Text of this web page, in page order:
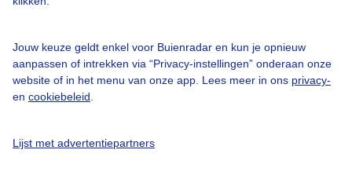
Jouw keuze geldt enkel voor Buienradar en kun je opnieuw
aanpassen of intrekken via “Privacy-instellingen” onderaan onze
website of in het menu van onze app. Lees meer in ons privacy-
en cookiebeleid
Lijst met advertentiepartners
Buienradar Team
Privacy beleid
Cookie beleid
Gratis weerdata